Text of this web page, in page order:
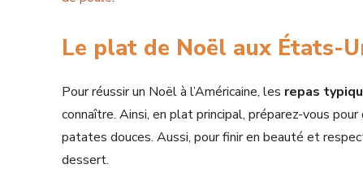
Le plat de Noël aux États-
Pour réussir un Noël à l’Américaine, les repas
connaître. Ainsi, en plat principal, préparez-vous
patates douces. Aussi, pour finir en beauté et
dessert.